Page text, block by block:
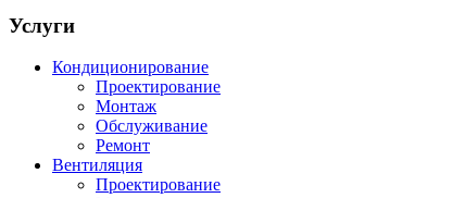
Услуги
Кондиционирование
Проектирование
Монтаж
Обслуживание
Ремонт
Вентиляция
Проектирование